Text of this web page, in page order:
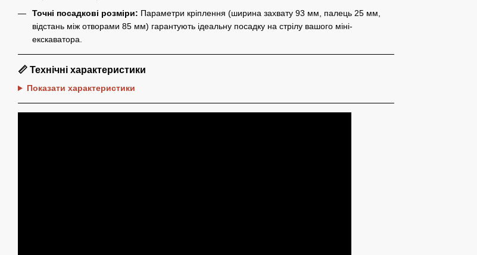
Точні посадкові розміри: Параметри кріплення (ширина захвату 93 мм, палець 25 мм,
відстань між отворами 85 мм) гарантують ідеальну посадку на стрілу вашого міні-
екскаватора.
📏 Технічні характеристики
Показати характеристики